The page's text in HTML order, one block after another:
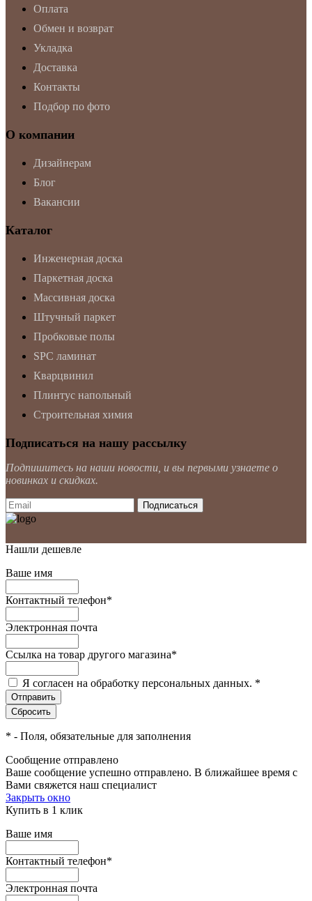
Оплата
Обмен и возврат
Укладка
Доставка
Контакты
Подбор по фото
О компании
Дизайнерам
Блог
Вакансии
Каталог
Инженерная доска
Паркетная доска
Массивная доска
Штучный паркет
Пробковые полы
SPC ламинат
Кварцвинил
Плинтус напольный
Строительная химия
Подписаться на нашу рассылку
Подпишитесь на наши новости, и вы первыми узнаете о
новинках и скидках.
Нашли дешевле
Ваше имя
Контактный телефон*
Электронная почта
Ссылка на товар другого магазина*
Я согласен на обработку персональных данных. *
* - Поля, обязательные для заполнения
Сообщение отправлено
Ваше сообщение успешно отправлено. В ближайшее время с
Вами свяжется наш специалист
Закрыть окно
Купить в 1 клик
Ваше имя
Контактный телефон*
Электронная почта